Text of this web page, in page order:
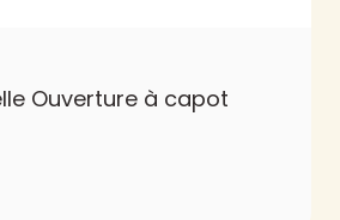
Ouverture à capot